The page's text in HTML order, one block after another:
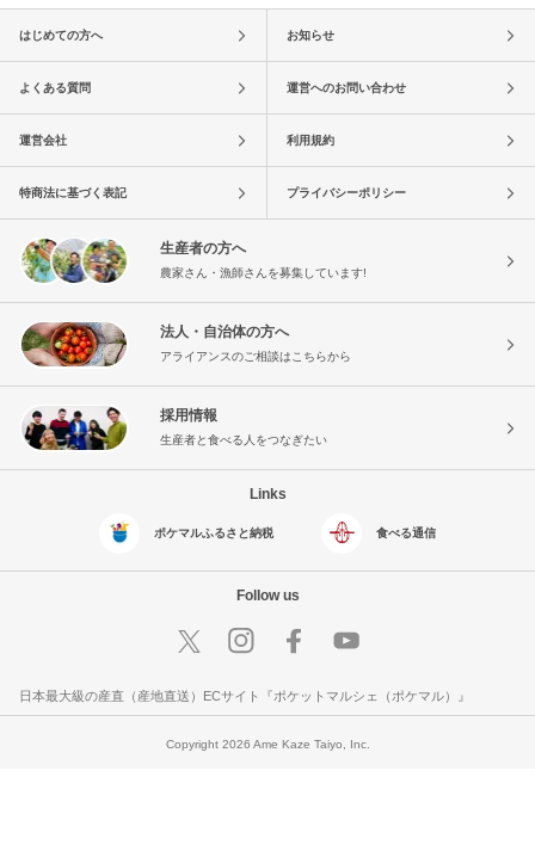
はじめての方へ お知らせ
よくある質問 運営へのお問い合わせ
運営会社 利用規約
特商法に基づく表記 プライバシーポリシー
生産者の方へ
農家さん・漁師さんを募集しています!
法人・自治体の方へ
アライアンスのご相談はこちらから
採用情報
生産者と食べる人をつなぎたい
Links
ポケマルふるさと納税 食べる通信
Follow us
日本最大級の産直（産地直送）ECサイト『ポケットマルシェ（ポケマル）』
Copyright 2026 Ame Kaze Taiyo, Inc.